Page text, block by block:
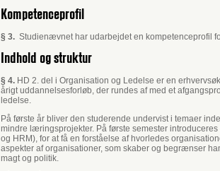
Kompetenceprofil
§ 3. Studienævnet har udarbejdet en kompetenceprofil
Indhold og struktur
§ 4. HD 2. del i Organisation og Ledelse er en
årigt uddannelsesforløb, der rundes af med et
ledelse.
På første år bliver den studerende undervist i temaer
mindre læringsprojekter. På første semester
og HRM), for at få en forståelse af hvorledes
aspekter af organisationer, som skaber og begrænser
magt og politik.